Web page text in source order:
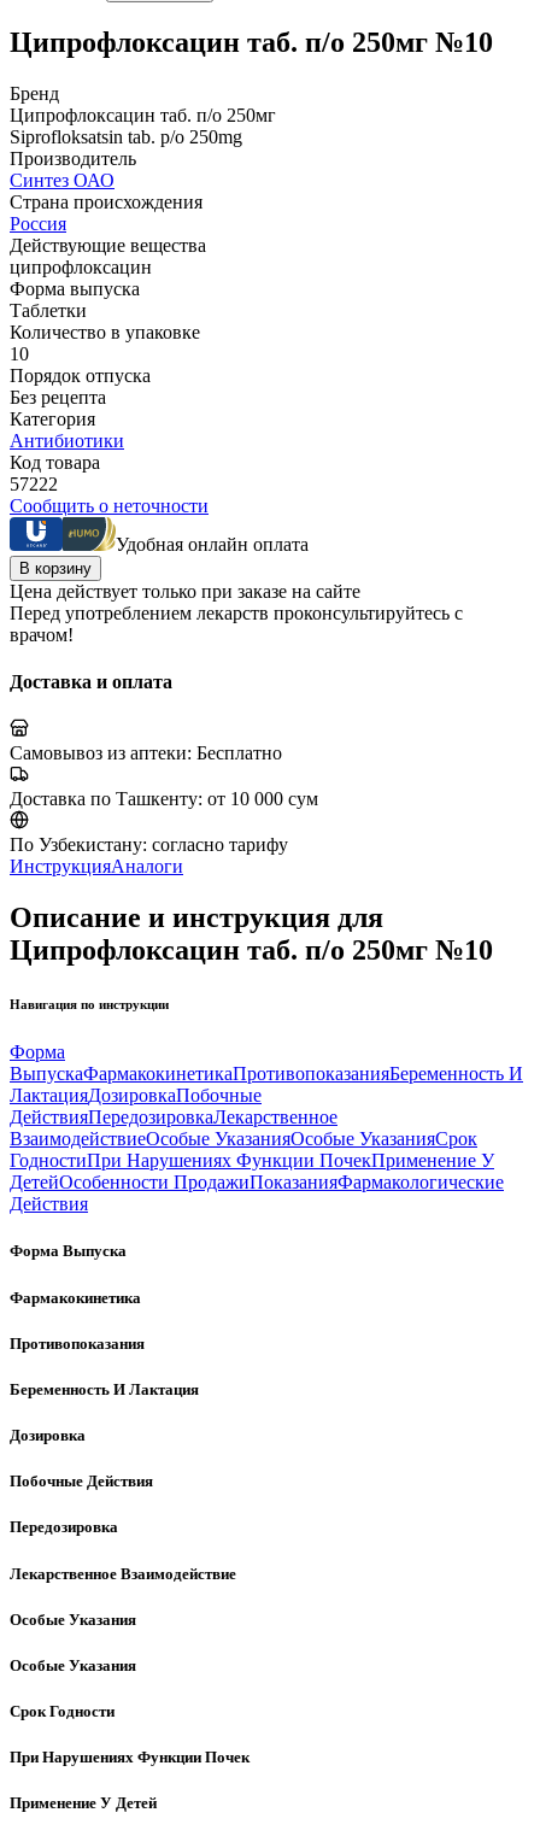
Ципрофлоксацин таб. п/о 250мг №10
Бренд
Ципрофлоксацин таб. п/о 250мг
Siprofloksatsin tab. p/o 250mg
Производитель
Синтез ОАО
Страна происхождения
Россия
Действующие вещества
ципрофлоксацин
Форма выпуска
Таблетки
Количество в упаковке
10
Порядок отпуска
Без рецепта
Категория
Антибиотики
Код товара
57222
Сообщить о неточности
Удобная онлайн оплата
В корзину
Цена действует только при заказе на сайте
Перед употреблением лекарств проконсультируйтесь с
врачом!
Доставка и оплата
Самовывоз из аптеки: Бесплатно
Доставка по Ташкенту: от 10 000 сум
По Узбекистану: согласно тарифу
ИнструкцияАналоги
Описание и инструкция для
Ципрофлоксацин таб. п/о 250мг №10
Навигация по инструкции
Форма
ВыпускаФармакокинетикаПротивопоказанияБеременность И
ЛактацияДозировкаПобочные
ДействияПередозировкаЛекарственное
ВзаимодействиеОсобые УказанияОсобые УказанияСрок
ГодностиПри Нарушениях Функции ПочекПрименение У
ДетейОсобенности ПродажиПоказанияФармакологические
Действия
Форма Выпуска
Фармакокинетика
Противопоказания
Беременность И Лактация
Дозировка
Побочные Действия
Передозировка
Лекарственное Взаимодействие
Особые Указания
Особые Указания
Срок Годности
При Нарушениях Функции Почек
Применение У Детей